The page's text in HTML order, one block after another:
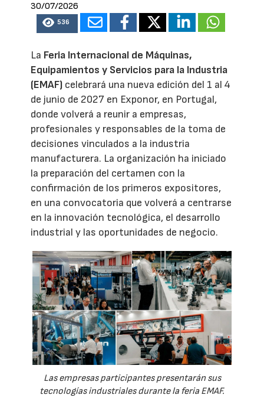
30/07/2026
536
La Feria Internacional de Máquinas,
Equipamientos y Servicios para la Industria
(EMAF) celebrará una nueva edición del 1 al 4
de junio de 2027 en Exponor, en Portugal,
donde volverá a reunir a empresas,
profesionales y responsables de la toma de
decisiones vinculados a la industria
manufacturera. La organización ha iniciado
la preparación del certamen con la
confirmación de los primeros expositores,
en una convocatoria que volverá a centrarse
en la innovación tecnológica, el desarrollo
industrial y las oportunidades de negocio.
Las empresas participantes presentarán sus
tecnologías industriales durante la feria EMAF.